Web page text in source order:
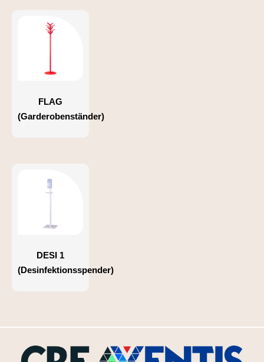
FLAG
(Garderobenständer)
DESI 1
(Desinfektionsspender)